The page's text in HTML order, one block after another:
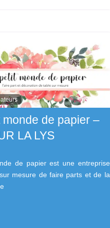
monde de papier –
LA LYS
de papier est une entreprise
mesure de faire parts et de la